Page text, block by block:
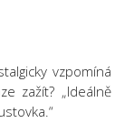
vzpomíná
zažít? „Ideálně